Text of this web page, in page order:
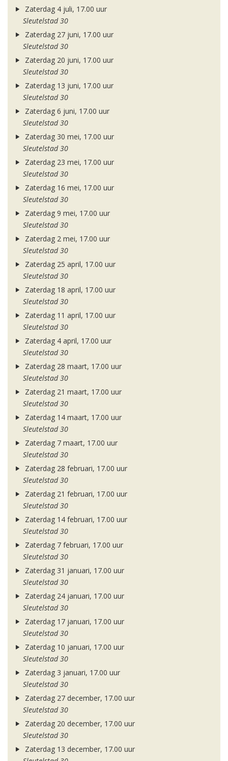
Zaterdag 4 juli, 17.00 uur
Sleutelstad 30
Zaterdag 27 juni, 17.00 uur
Sleutelstad 30
Zaterdag 20 juni, 17.00 uur
Sleutelstad 30
Zaterdag 13 juni, 17.00 uur
Sleutelstad 30
Zaterdag 6 juni, 17.00 uur
Sleutelstad 30
Zaterdag 30 mei, 17.00 uur
Sleutelstad 30
Zaterdag 23 mei, 17.00 uur
Sleutelstad 30
Zaterdag 16 mei, 17.00 uur
Sleutelstad 30
Zaterdag 9 mei, 17.00 uur
Sleutelstad 30
Zaterdag 2 mei, 17.00 uur
Sleutelstad 30
Zaterdag 25 april, 17.00 uur
Sleutelstad 30
Zaterdag 18 april, 17.00 uur
Sleutelstad 30
Zaterdag 11 april, 17.00 uur
Sleutelstad 30
Zaterdag 4 april, 17.00 uur
Sleutelstad 30
Zaterdag 28 maart, 17.00 uur
Sleutelstad 30
Zaterdag 21 maart, 17.00 uur
Sleutelstad 30
Zaterdag 14 maart, 17.00 uur
Sleutelstad 30
Zaterdag 7 maart, 17.00 uur
Sleutelstad 30
Zaterdag 28 februari, 17.00 uur
Sleutelstad 30
Zaterdag 21 februari, 17.00 uur
Sleutelstad 30
Zaterdag 14 februari, 17.00 uur
Sleutelstad 30
Zaterdag 7 februari, 17.00 uur
Sleutelstad 30
Zaterdag 31 januari, 17.00 uur
Sleutelstad 30
Zaterdag 24 januari, 17.00 uur
Sleutelstad 30
Zaterdag 17 januari, 17.00 uur
Sleutelstad 30
Zaterdag 10 januari, 17.00 uur
Sleutelstad 30
Zaterdag 3 januari, 17.00 uur
Sleutelstad 30
Zaterdag 27 december, 17.00 uur
Sleutelstad 30
Zaterdag 20 december, 17.00 uur
Sleutelstad 30
Zaterdag 13 december, 17.00 uur